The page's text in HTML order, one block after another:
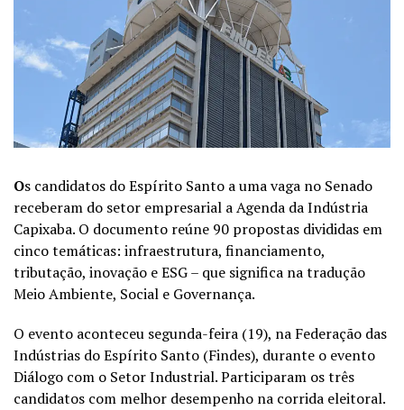
Os candidatos do Espírito Santo a uma vaga no Senado
receberam do setor empresarial a Agenda da Indústria
Capixaba. O documento reúne 90 propostas divididas em
cinco temáticas: infraestrutura, financiamento,
tributação, inovação e ESG – que significa na tradução
Meio Ambiente, Social e Governança.
O evento aconteceu segunda-feira (19), na Federação das
Indústrias do Espírito Santo (Findes), durante o evento
Diálogo com o Setor Industrial. Participaram os três
candidatos com melhor desempenho na corrida eleitoral.